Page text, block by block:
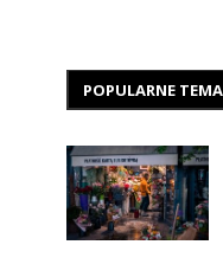
POPULARNE